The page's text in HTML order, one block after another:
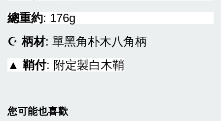
總重約: 176g
☪柄材: 單黑角朴木八角柄
▲ 鞘付: 附定製白木鞘
您可能也喜歡